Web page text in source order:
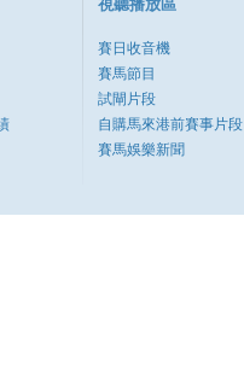
視聽播放區
賽日收音機
賽馬節目
試閘片段
自購馬來港前賽事片段
賽馬娛樂新聞